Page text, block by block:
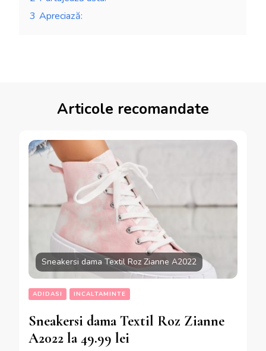
3 Apreciază:
Articole recomandate
Sneakersi dama Textil Roz Zianne A2022
ADIDASI INCALTAMINTE
Sneakersi dama Textil Roz Zianne
A2022 la 49.99 lei